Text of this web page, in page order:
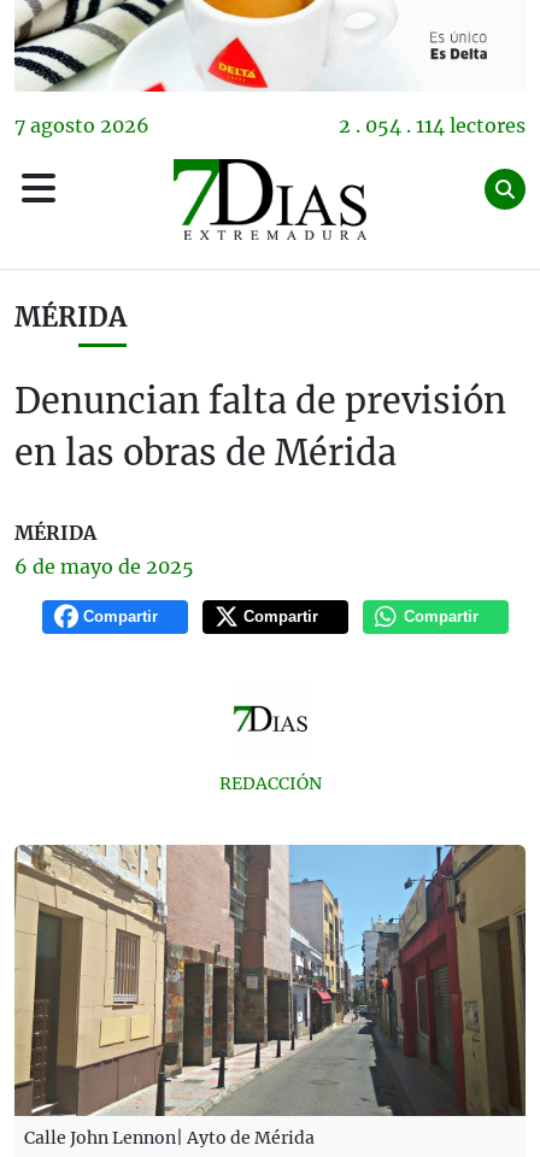
7 agosto 2026 2 . 054 . 114 lectores
MÉRIDA
Denuncian falta de previsión
en las obras de Mérida
MÉRIDA
6 de mayo de 2025
Compartir Compartir Compartir
REDACCIÓN
Calle John Lennon| Ayto de Mérida